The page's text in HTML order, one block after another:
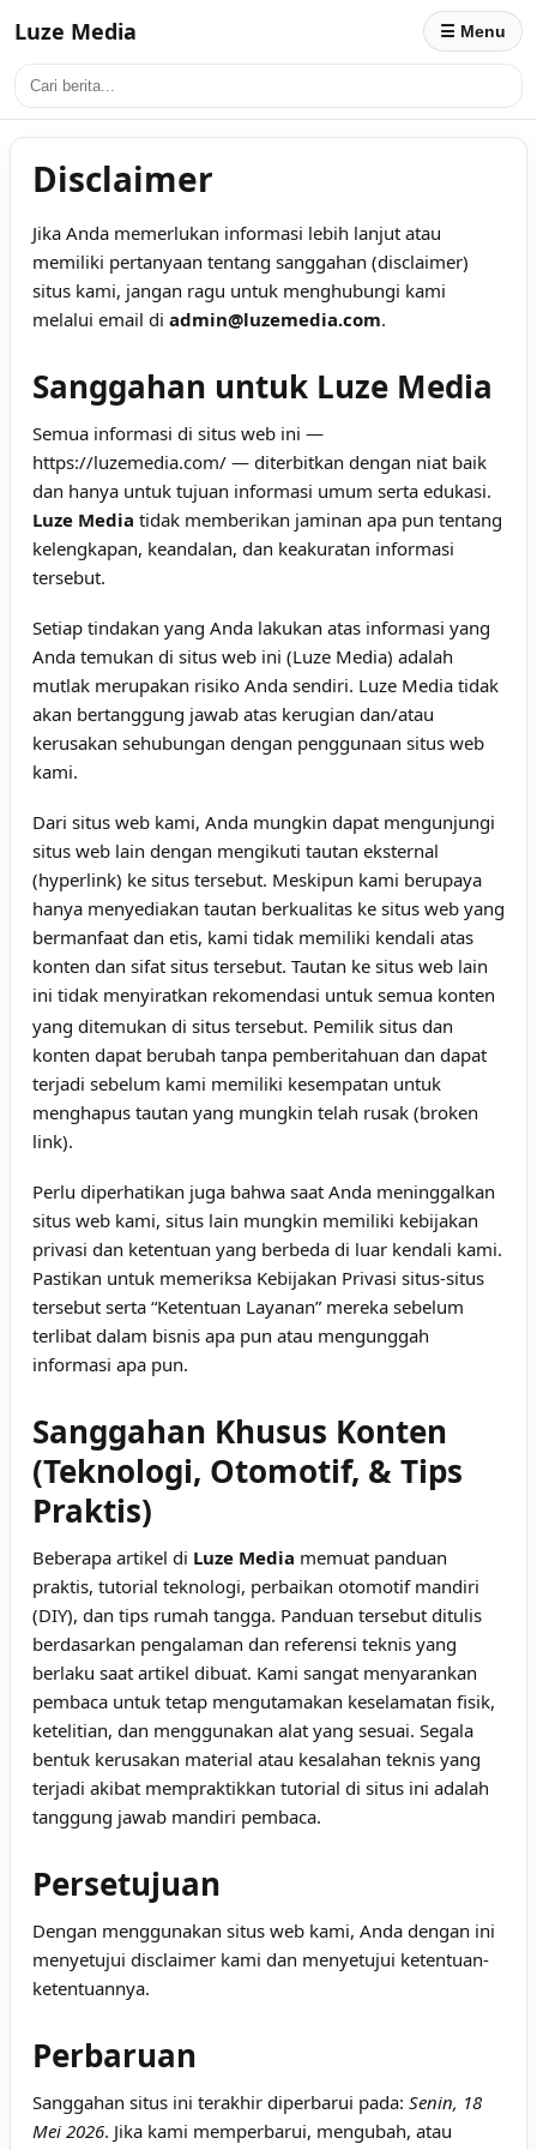
Luze Media ☰ Menu
Disclaimer
Jika Anda memerlukan informasi lebih lanjut atau
memiliki pertanyaan tentang sanggahan (disclaimer)
situs kami, jangan ragu untuk menghubungi kami
melalui email di admin@luzemedia.com.
Sanggahan untuk Luze Media
Semua informasi di situs web ini —
https://luzemedia.com/ — diterbitkan dengan niat baik
dan hanya untuk tujuan informasi umum serta edukasi.
Luze Media tidak memberikan jaminan apa pun tentang
kelengkapan, keandalan, dan keakuratan informasi
tersebut.
Setiap tindakan yang Anda lakukan atas informasi yang
Anda temukan di situs web ini (Luze Media) adalah
mutlak merupakan risiko Anda sendiri. Luze Media tidak
akan bertanggung jawab atas kerugian dan/atau
kerusakan sehubungan dengan penggunaan situs web
kami.
Dari situs web kami, Anda mungkin dapat mengunjungi
situs web lain dengan mengikuti tautan eksternal
(hyperlink) ke situs tersebut. Meskipun kami berupaya
hanya menyediakan tautan berkualitas ke situs web yang
bermanfaat dan etis, kami tidak memiliki kendali atas
konten dan sifat situs tersebut. Tautan ke situs web lain
ini tidak menyiratkan rekomendasi untuk semua konten
yang ditemukan di situs tersebut. Pemilik situs dan
konten dapat berubah tanpa pemberitahuan dan dapat
terjadi sebelum kami memiliki kesempatan untuk
menghapus tautan yang mungkin telah rusak (broken
link).
Perlu diperhatikan juga bahwa saat Anda meninggalkan
situs web kami, situs lain mungkin memiliki kebijakan
privasi dan ketentuan yang berbeda di luar kendali kami.
Pastikan untuk memeriksa Kebijakan Privasi situs-situs
tersebut serta “Ketentuan Layanan” mereka sebelum
terlibat dalam bisnis apa pun atau mengunggah
informasi apa pun.
Sanggahan Khusus Konten
(Teknologi, Otomotif, & Tips
Praktis)
Beberapa artikel di Luze Media memuat panduan
praktis, tutorial teknologi, perbaikan otomotif mandiri
(DIY), dan tips rumah tangga. Panduan tersebut ditulis
berdasarkan pengalaman dan referensi teknis yang
berlaku saat artikel dibuat. Kami sangat menyarankan
pembaca untuk tetap mengutamakan keselamatan fisik,
ketelitian, dan menggunakan alat yang sesuai. Segala
bentuk kerusakan material atau kesalahan teknis yang
terjadi akibat mempraktikkan tutorial di situs ini adalah
tanggung jawab mandiri pembaca.
Persetujuan
Dengan menggunakan situs web kami, Anda dengan ini
menyetujui disclaimer kami dan menyetujui ketentuan-
ketentuannya.
Perbaruan
Sanggahan situs ini terakhir diperbarui pada: Senin, 18
Mei 2026. Jika kami memperbarui, mengubah, atau